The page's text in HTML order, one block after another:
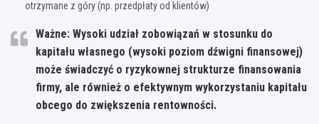
otrzymane z góry (np. przedpłaty od klientów)
Ważne: Wysoki udział zobowiązań w stosunku do
kapitału własnego (wysoki poziom dźwigni finansowej)
może świadczyć o ryzykownej strukturze finansowania
firmy, ale również o efektywnym wykorzystaniu kapitału
obcego do zwiększenia rentowności.